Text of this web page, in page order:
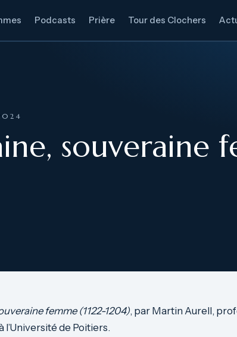
Podcasts Prière Tour des Clochers
souveraine
femme (1122-1204), par Martin Aurell,
l’Université de Poitiers.